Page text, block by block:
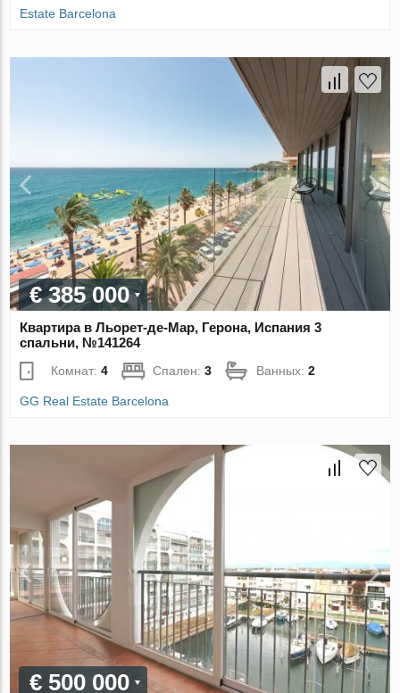
Estate Barcelona
€ 385 000
Квартира в Льорет-де-Мар, Герона, Испания 3
спальни, №141264
Комнат:4 Спален:3 Ванных:2
GG Real Estate Barcelona
€ 500 000